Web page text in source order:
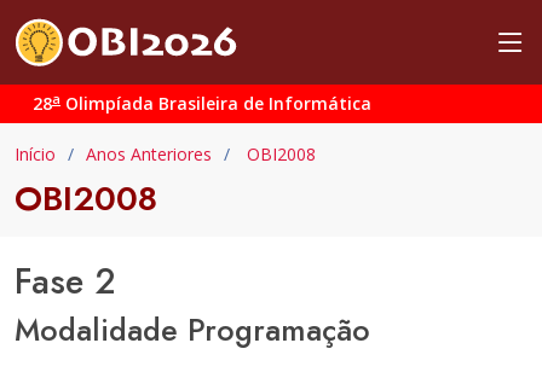
28a Olimpíada Brasileira de Informática
Início Anos Anteriores OBI2008
OBI2008
Fase 2
Modalidade Programação